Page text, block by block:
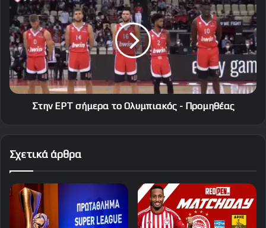
ΕΡΤ
σήμερα
το
Ολυμπιακός
-
Προμηθέας
Στην ΕΡΤ σήμερα το Ολυμπιακός - Προμηθέας
Σχετικά άρθρα